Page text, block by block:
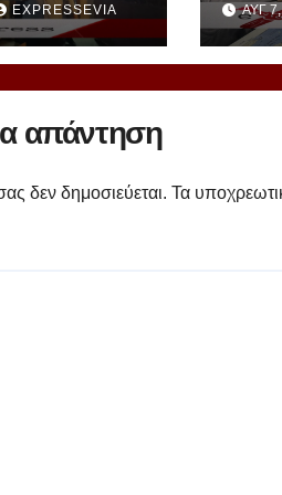
EXPRESSEVIA
νέου
ΑΥΓ 7,
απάντηση
δεν δημοσιεύεται. Τα